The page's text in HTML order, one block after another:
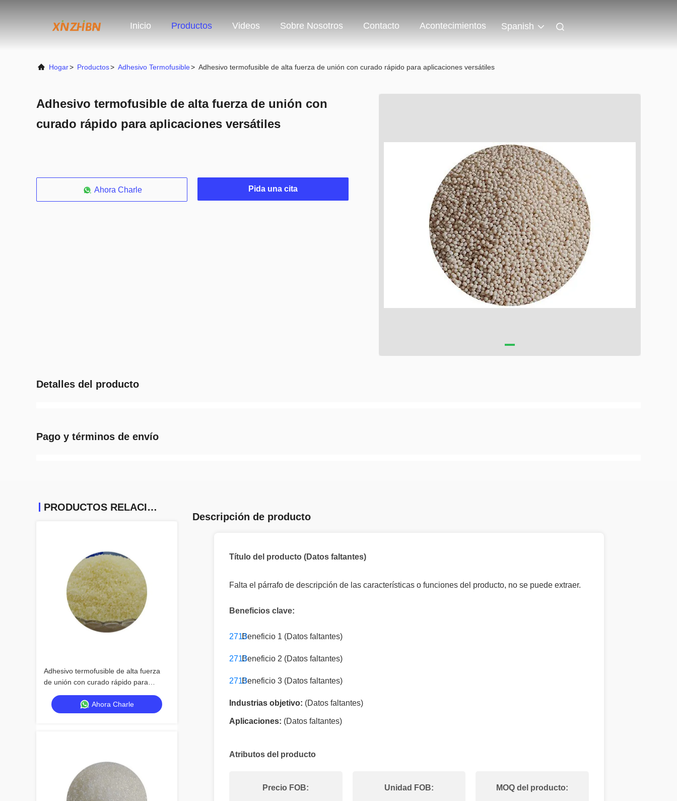
Inicio Productos Videos Sobre Nosotros Contacto Acontecimientos Spanish
Hogar> Productos> Adhesivo Termofusible> Adhesivo termofusible de alta fuerza de unión con curado rápido para aplicaciones versátiles
Adhesivo termofusible de alta fuerza de unión con
curado rápido para aplicaciones versátiles
Ahora Charle Pida una cita
Detalles del producto
Pago y términos de envío
PRODUCTOS RELACIONADOS
Adhesivo termofusible de alta fuerza
de unión con curado rápido para
Ahora Charle
Descripción de producto
Título del producto (Datos faltantes)
Falta el párrafo de descripción de las características o funciones del producto, no se puede extraer.
Beneficios clave:
Beneficio 1 (Datos faltantes)
Beneficio 2 (Datos faltantes)
Beneficio 3 (Datos faltantes)
Industrias objetivo: (Datos faltantes)
Aplicaciones: (Datos faltantes)
Atributos del producto
Precio FOB: Unidad FOB: MOQ del producto: